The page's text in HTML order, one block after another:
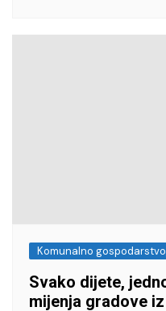
Komunalno
Svako dijete,
mijenja gradove